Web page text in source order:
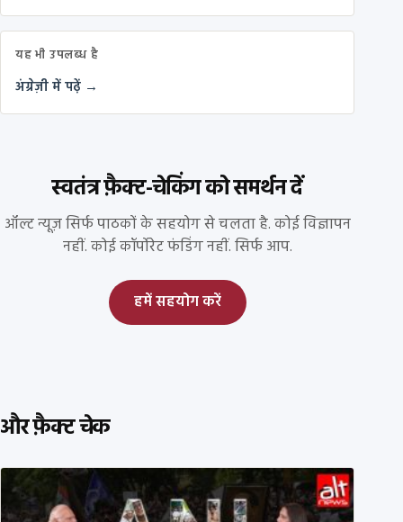
यह भी उपलब्ध है
अंग्रेज़ी में पढ़ें →
स्वतंत्र फ़ैक्ट-चेकिंग को समर्थन दें
ऑल्ट न्यूज़ सिर्फ पाठकों के सहयोग से चलता है. कोई विज्ञापन
नहीं. कोई कॉर्पोरेट फंडिंग नहीं. सिर्फ आप.
हमें सहयोग करें
और फ़ैक्ट चेक